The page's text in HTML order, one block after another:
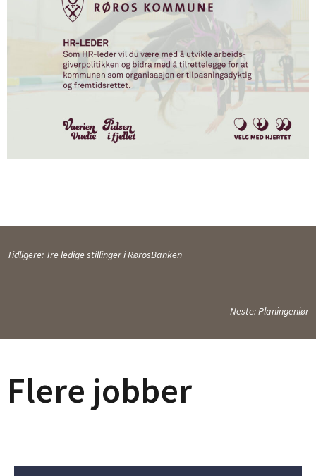
Tidligere: Tre ledige stillinger i RørosBanken
Neste: Planingeniør
Flere jobber